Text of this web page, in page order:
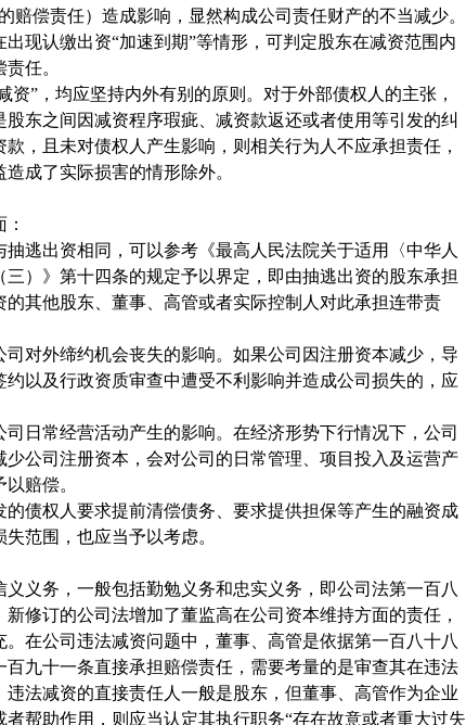
赔偿责任）造成影响，显然构成公司责任财产的不当减少。
现认缴出资“加速到期”等情形，可判定股东在减资范围内
任。
资”，均应坚持内外有别的原则。对于外部债权人的主张，
东之间因减资程序瑕疵、减资款返还或者使用等引发的纠
，且未对债权人产生影响，则相关行为人不应承担责任，
成了实际损害的情形除外。
逃出资相同，可以参考《最高人民法院关于适用〈中华人
）》第十四条的规定予以界定，即由抽逃出资的股东承担
其他股东、董事、高管或者实际控制人对此承担连带责
对外缔约机会丧失的影响。如果公司因注册资本减少，导
以及行政资质审查中遭受不利影响并造成公司损失的，应
日常经营活动产生的影响。在经济形势下行情况下，公司
公司注册资本，会对公司的日常管理、项目投入及运营产
赔偿。
的债权人要求提前清偿债务、要求提供担保等产生的融资成
范围，也应当予以考虑。
义务，一般包括勤勉义务和忠实义务，即公司法第一百八
修订的公司法增加了董监高在公司资本维持方面的责任，
在公司违法减资问题中，董事、高管是依据第一百八十八
九十一条直接承担赔偿责任，需要考量的是审查其在违法
法减资的直接责任人一般是股东，但董事、高管作为企业
帮助作用，则应当认定其执行职务“存在故意或者重大过失